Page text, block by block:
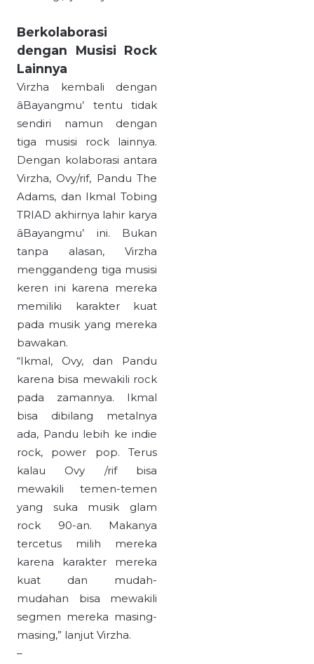
Berkolaborasi
dengan Musisi Rock
Lainnya
Virzha kembali dengan
âBayangmu’ tentu tidak
sendiri namun dengan
tiga musisi rock lainnya.
Dengan kolaborasi antara
Virzha, Ovy/rif, Pandu The
Adams, dan Ikmal Tobing
TRIAD akhirnya lahir karya
âBayangmu’ ini. Bukan
tanpa alasan, Virzha
menggandeng tiga musisi
keren ini karena mereka
memiliki karakter kuat
pada musik yang mereka
bawakan.
“Ikmal, Ovy, dan Pandu
karena bisa mewakili rock
pada zamannya. Ikmal
bisa dibilang metalnya
ada, Pandu lebih ke indie
rock, power pop. Terus
kalau Ovy /rif bisa
mewakili temen-temen
yang suka musik glam
rock 90-an. Makanya
tercetus milih mereka
karena karakter mereka
kuat dan mudah-
mudahan bisa mewakili
segmen mereka masing-
masing,” lanjut Virzha.
–